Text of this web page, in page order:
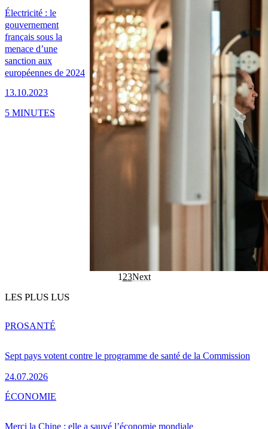
Électricité : le
gouvernement
français sous la
menace d’une
sanction aux
européennes de 2024
13.10.2023
5 MINUTES
1 23Next
LES PLUS LUS
Sept pays votent contre le programme de santé de la Commission
24.07.2026
PROSANTÉ
Merci la Chine : elle a sauvé l’économie mondiale
ÉCONOMIE